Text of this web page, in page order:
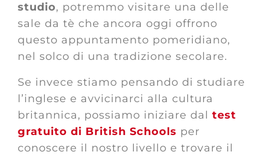
studio, potremmo visitare una delle
sale da tè che ancora oggi offrono
questo appuntamento pomeridiano,
nel solco di una tradizione secolare.
Se invece stiamo pensando di studiare
l’inglese e avvicinarci alla cultura
britannica, possiamo iniziare dal test
gratuito di British Schools per
conoscere il nostro livello e trovare il